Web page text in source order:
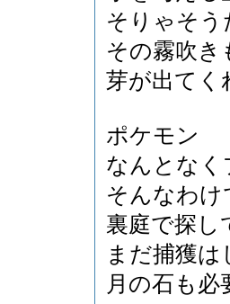
そりゃそう
その霧吹
芽が出てく
ポケモン
なんとなく
そんなわ
裏庭で探し
まだ捕獲は
月の石も必